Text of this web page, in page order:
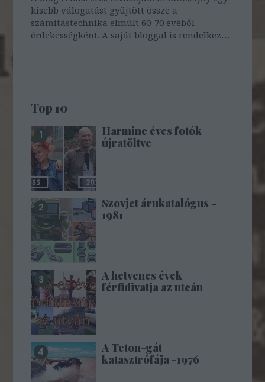
kisebb válogatást gyűjtött össze a
számítástechnika elmúlt 60-70 évéből
érdekességként. A saját bloggal is rendelkező
Top 10
Harminc éves fotók
újratöltve
Szovjet árukatalógus -
1981
A hetvenes évek
férfidivatja az utcán
A Teton-gát
katasztrófája -1976